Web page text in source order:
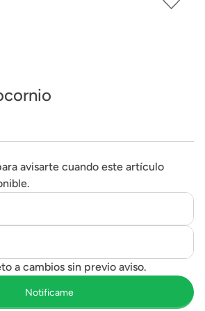
avisarte cuando este artículo